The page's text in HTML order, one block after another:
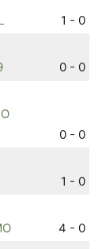
1 - 0
0 - 0
0 - 0
1 - 0
4 - 0